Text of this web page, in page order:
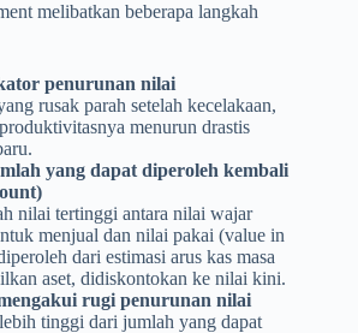
melibatkan beberapa langkah
penurunan nilai
rusak parah setelah kecelakaan,
menurun drastis
yang dapat diperoleh kembali
nilai tertinggi antara nilai wajar
menjual dan nilai pakai (value in
dari estimasi arus kas masa
aset, didiskontokan ke nilai kini.
rugi penurunan nilai
tinggi dari jumlah yang dapat